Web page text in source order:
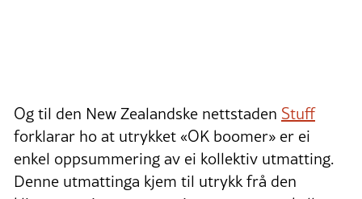
Og til den New Zealandske nettstaden Stuff
forklarar ho at utrykket «OK boomer» er ei
enkel oppsummering av ei kollektiv utmatting.
Denne utmattinga kjem til utrykk frå den